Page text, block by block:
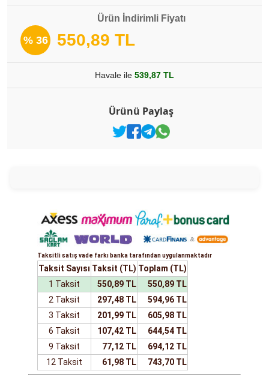
Ürün İndirimli Fiyatı
% 36 550,89 TL
Havale ile 539,87 TL
Ürünü Paylaş
Taksitli satış vade farkı banka tarafından uygulanmaktadır
Taksit Sayısı Taksit (TL) Toplam (TL)
1 Taksit
550,89 TL
550,89 TL
2 Taksit
297,48 TL
594,96 TL
3 Taksit
201,99 TL
605,98 TL
6 Taksit
107,42 TL
644,54 TL
9 Taksit
77,12 TL
694,12 TL
12 Taksit
61,98 TL 743,70 TL